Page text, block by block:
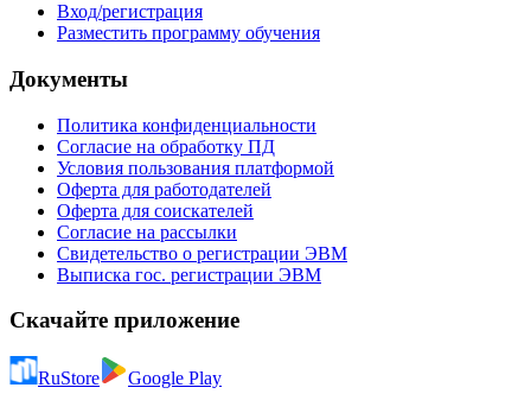
Вход/регистрация
Разместить программу обучения
Документы
Политика конфиденциальности
Согласие на обработку ПД
Условия пользования платформой
Оферта для работодателей
Оферта для соискателей
Согласие на рассылки
Свидетельство о регистрации ЭВМ
Выписка гос. регистрации ЭВМ
Скачайте приложение
RuStore Google Play